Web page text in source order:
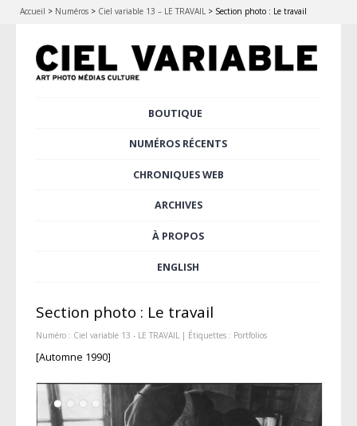
Accueil > Numéros > Ciel variable 13 – LE TRAVAIL > Section photo : Le travail
BOUTIQUE
NUMÉROS RÉCENTS
CHRONIQUES WEB
ARCHIVES
À PROPOS
ENGLISH
Section photo : Le travail
Numéro : Ciel variable 13 - LE TRAVAIL| Étiquettes : Portfolios
[Automne 1990]